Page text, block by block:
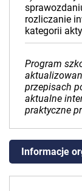
rozliczanie
kategorii
Program
przepisach
aktualne
praktyczne
Informacje